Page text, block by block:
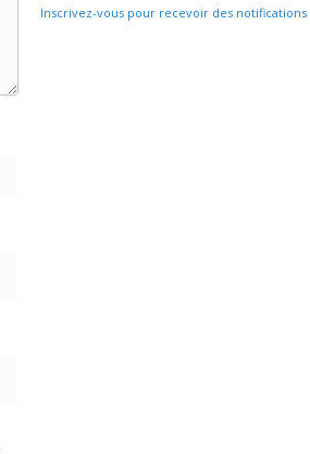
Inscrivez-vous pour recevoir des notifications